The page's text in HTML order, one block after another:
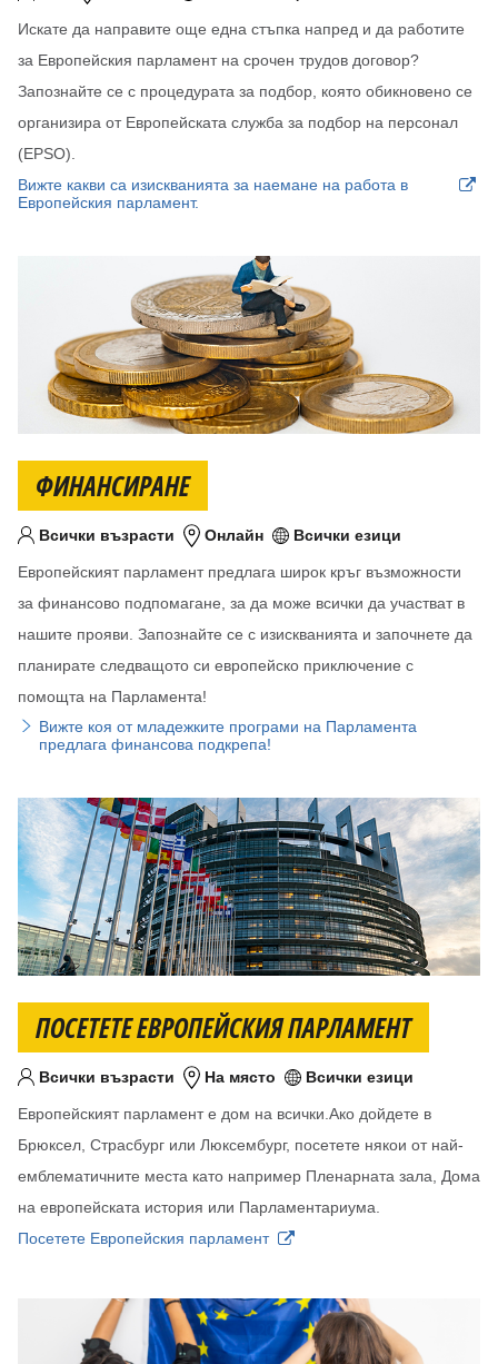
Искате да направите още една стъпка напред и да работите
за Европейския парламент на срочен трудов договор?
Запознайте се с процедурата за подбор, която обикновено се
организира от Европейската служба за подбор на персонал
(EPSO).
Вижте какви са изискванията за наемане на работа в
Европейския парламент.
ФИНАНСИРАНЕ
Целева възраст
Всички възрасти Местоположение
Онлайн Език/езици
Всички езици
Европейският парламент предлага широк кръг възможности
за финансово подпомагане, за да може всички да участват в
нашите прояви. Запознайте се с изискванията и започнете да
планирате следващото си европейско приключение с
помощта на Парламента!
Вижте коя от младежките програми на Парламента
предлага финансова подкрепа!
ПОСЕТЕТЕ ЕВРОПЕЙСКИЯ ПАРЛАМЕНТ
Целева възраст
Всички възрасти Местоположение
На място Език/езици
Всички езици
Европейският парламент е дом на всички.Ако дойдете в
Брюксел, Страсбург или Люксембург, посетете някои от най-
емблематичните места като например Пленарната зала, Дома
на европейската история или Парламентариума.
Посетете Европейския парламент